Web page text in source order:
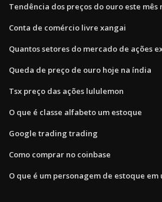
Tendência dos preços do ouro este mês
Conta de comércio livre xangai
Quantos setores do mercado de ações
Queda de preço de ouro hoje na índia
Tsx preço das ações lululemon
O que é classe alfabeto um estoque
Google trading trading
Como comprar no coinbase
O que é um personagem de estoque em